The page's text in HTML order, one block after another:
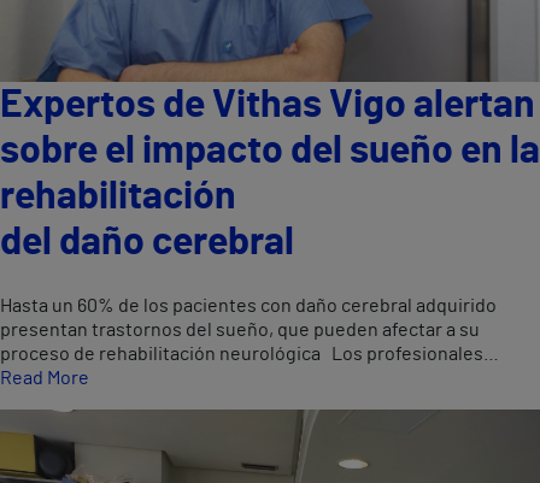
Expertos de Vithas Vigo alertan
sobre el impacto del sueño en la
rehabilitación
del daño cerebral
Hasta un 60% de los pacientes con daño cerebral adquirido
presentan trastornos del sueño, que pueden afectar a su
proceso de rehabilitación neurológica Los profesionales…
Read More